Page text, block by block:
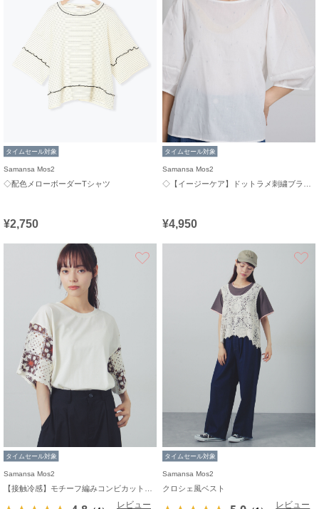
タイムセール対象
Samansa Mos2
◇配色メローボーダーTシャツ
¥2,750
タイムセール対象
Samansa Mos2
¥4,950
タイムセール対象
Samansa Mos2
レビュー
タイムセール対象
Samansa Mos2
クロシェ風ベスト
レビュー